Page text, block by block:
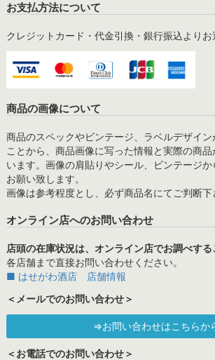
お支払方法について
クレジットカード・代金引換・銀行振込よりお
商品の画像について
商品のスペックやビンテージ、ラベルデザイ
ことから、商品画像に写った情報と実際の商
います。画像の肩貼りやシール、ビンテージか
お願い致します。
画像は参考程度とし、必ず商品名にてご判断下
オンライン店へのお問い合わせ
店頭の在庫状況は、オンライン店でお調べする
各店舗まで直接お問い合わせください。
■ はせがわ酒店 店舗情報
＜メールでのお問い合わせ＞
⇒お問い合わせはこちらか
＜お電話でのお問い合わせ＞